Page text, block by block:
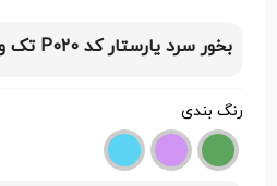
بخور سرد یارستار کد P020 تک و عمده
رنگ بندی